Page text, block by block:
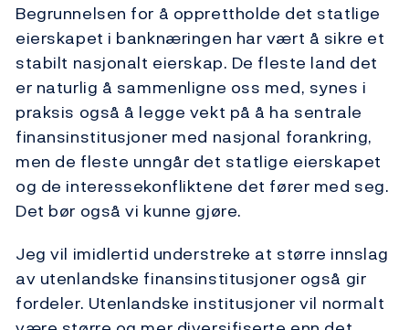
Begrunnelsen for å opprettholde det statlige
eierskapet i banknæringen har vært å sikre et
stabilt nasjonalt eierskap. De fleste land det
er naturlig å sammenligne oss med, synes i
praksis også å legge vekt på å ha sentrale
finansinstitusjoner med nasjonal forankring,
men de fleste unngår det statlige eierskapet
og de interessekonfliktene det fører med seg.
Det bør også vi kunne gjøre.
Jeg vil imidlertid understreke at større innslag
av utenlandske finansinstitusjoner også gir
fordeler. Utenlandske institusjoner vil normalt